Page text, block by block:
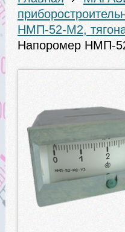
НМП-52-М2,
Напоромер НМП-